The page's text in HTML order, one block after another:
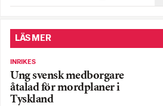
LÄS MER
INRIKES
Ung svensk medborgare
åtalad för mordplaner i
Tyskland